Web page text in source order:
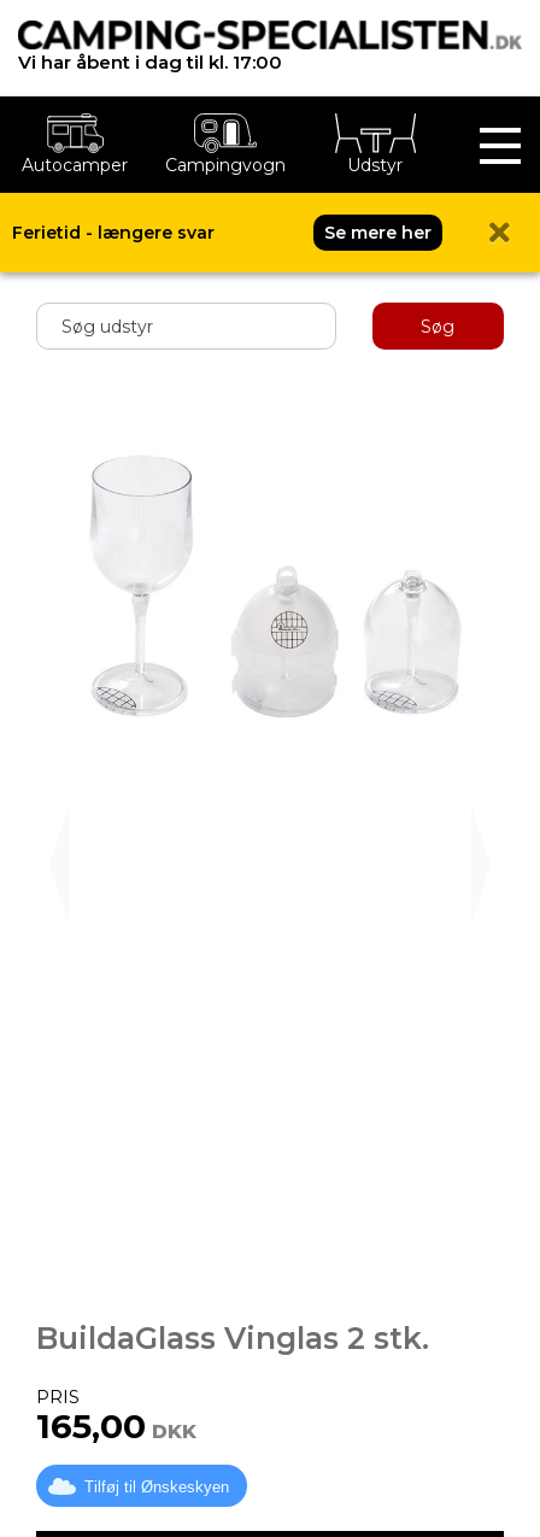
Vi har åbent i dag til kl. 17:00
Autocamper Campingvogn Udstyr
Ferietid - længere svar
Se mere her
Søg
BuildaGlass Vinglas 2 stk.
PRIS
165,00 DKK
Tilføj til Ønskeskyen